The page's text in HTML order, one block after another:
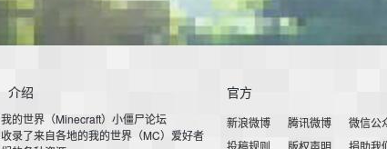
介绍
我的世界（Minecraft）小僵尸论坛
收录了来自各地的我的世界（MC）爱好者
官方
新浪微博 腾讯微博
微信公
投稿规则
版权声明 捐助我